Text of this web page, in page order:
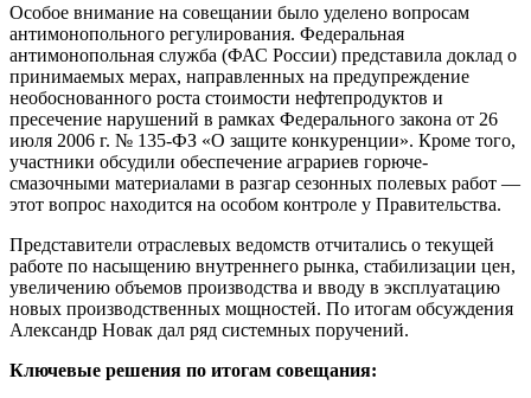
Особое внимание на совещании было уделено вопросам
антимонопольного регулирования. Федеральная
антимонопольная служба (ФАС России) представила доклад о
принимаемых мерах, направленных на предупреждение
необоснованного роста стоимости нефтепродуктов и
пресечение нарушений в рамках Федерального закона от 26
июля 2006 г. № 135-ФЗ «О защите конкуренции». Кроме того,
участники обсудили обеспечение аграриев горюче-
смазочными материалами в разгар сезонных полевых работ —
этот вопрос находится на особом контроле у Правительства.
Представители отраслевых ведомств отчитались о текущей
работе по насыщению внутреннего рынка, стабилизации цен,
увеличению объемов производства и вводу в эксплуатацию
новых производственных мощностей. По итогам обсуждения
Александр Новак дал ряд системных поручений.
Ключевые решения по итогам совещания: